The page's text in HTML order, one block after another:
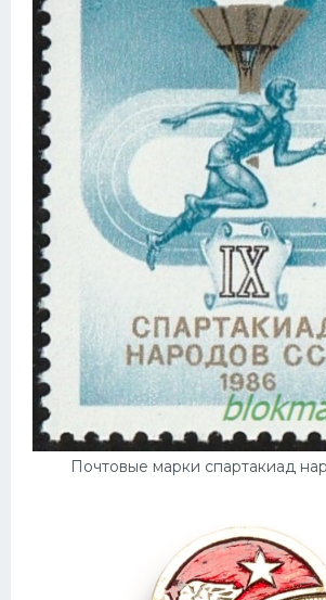
Почтовые марки спартакиад